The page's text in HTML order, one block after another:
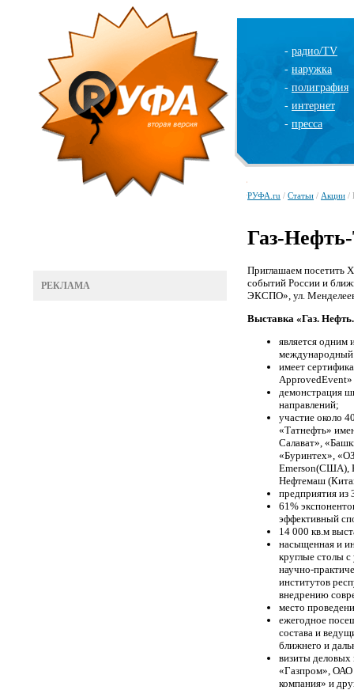
- радио/TV
- наружка
- полиграфия
- интернет
- пресса
РЕКЛАМА
РУФА.ru / Статьи / Акции /
Газ-
Приглашаем посетить
событий России и
ЭКСПО», ул.
Выставка «Газ.
является одним
имеет
ApprovedEvent»
демонстрация
направлений;
участие около
«Татнефть»
Салават»,
«Буринтех»,
Emerson(США),
Нефтемаш
предприятия из
61%
эффективный
14 000 кв.м
насыщенная и
круглые столы
научно-
институтов
внедрению
место
ежегодное
состава и
ближнего и
визиты деловых
«Газпром», ОАО
компания» и